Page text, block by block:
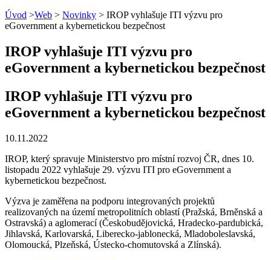
Úvod >Web > Novinky > IROP vyhlašuje ITI výzvu pro
eGovernment a kybernetickou bezpečnost
IROP vyhlašuje ITI výzvu pro
eGovernment a kybernetickou bezpečnost
IROP vyhlašuje ITI výzvu pro
eGovernment a kybernetickou bezpečnost
10.11.2022
IROP, který spravuje Ministerstvo pro místní rozvoj ČR, dnes 10.
listopadu 2022 vyhlašuje 29. výzvu ITI pro eGovernment a
kybernetickou bezpečnost.
Výzva je zaměřena na podporu integrovaných projektů
realizovaných na území metropolitních oblastí (Pražská, Brněnská a
Ostravská) a aglomerací (Českobudějovická, Hradecko-pardubická,
Jihlavská, Karlovarská, Liberecko-jablonecká, Mladoboleslavská,
Olomoucká, Plzeňská, Ústecko-chomutovská a Zlínská).